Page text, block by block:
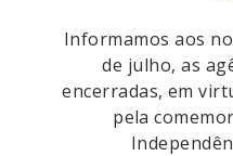
Informamos aos
de julho, as
encerradas, em
pela